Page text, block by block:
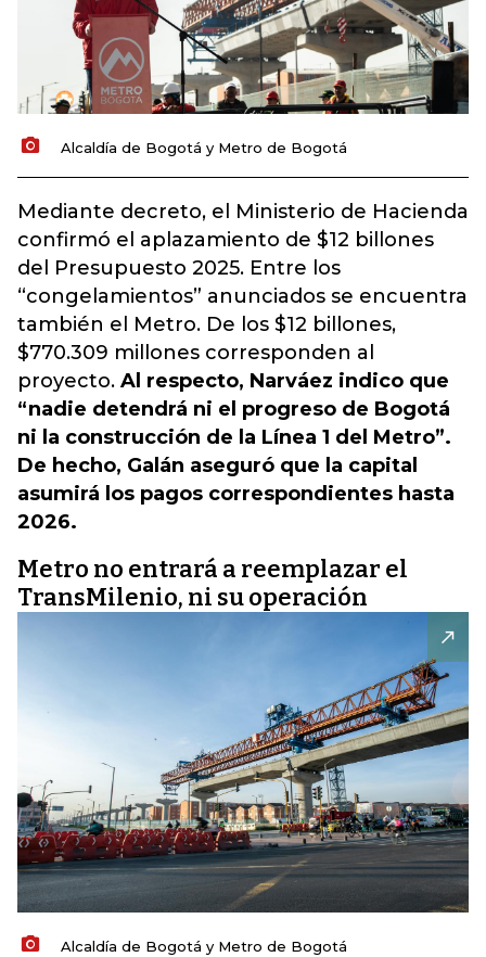
Alcaldía de Bogotá y Metro de Bogotá
Mediante decreto, el Ministerio de Hacienda
confirmó el aplazamiento de $12 billones
del Presupuesto 2025. Entre los
“congelamientos” anunciados se encuentra
también el Metro. De los $12 billones,
$770.309 millones corresponden al
proyecto. Al respecto, Narváez indico que
“nadie detendrá ni el progreso de Bogotá
ni la construcción de la Línea 1 del Metro”.
De hecho, Galán aseguró que la capital
asumirá los pagos correspondientes hasta
2026.
Metro no entrará a reemplazar el
TransMilenio, ni su operación
Alcaldía de Bogotá y Metro de Bogotá